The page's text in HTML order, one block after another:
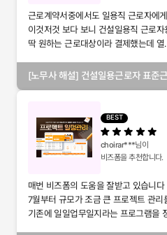
근로계약서중에서도 일용직 근로자에
이것저것 보다 보니 건설일용직 근로
딱 원하는 근로대상이라 결제했는데 열
[노무사 해설] 건설일용근로자 표준
BEST
choirar***님이
비즈폼을 추천합니다.
매번 비즈폼의 도움을 잘받고 있습니
7월부터 규모가 조금 큰 프로젝트 관리
기존에 일일업무일지라는 프로그램을